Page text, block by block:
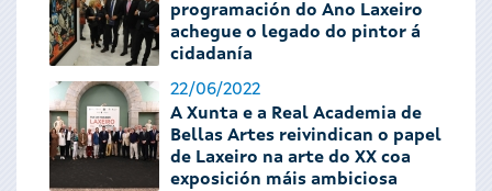
programación do Ano Laxeiro
achegue o legado do pintor á
cidadanía
22/06/2022
A Xunta e a Real Academia de
Bellas Artes reivindican o papel
de Laxeiro na arte do XX coa
exposición máis ambiciosa